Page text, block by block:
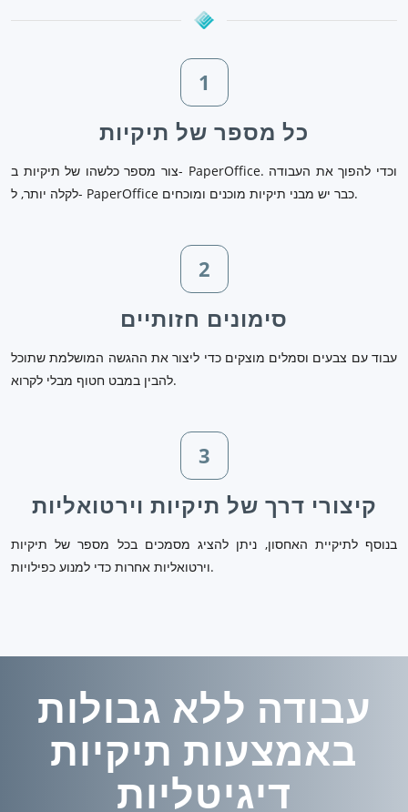
1
כל מספר של תיקיות
צור מספר כלשהו של תיקיות ב- PaperOffice. וכדי להפוך את העבודה
לקלה יותר, ל- PaperOffice כבר יש מבני תיקיות מוכנים ומוכחים.
2
סימונים חזותיים
עבוד עם צבעים וסמלים מוצקים כדי ליצור את ההגשה המושלמת שתוכל
להבין במבט חטוף מבלי לקרוא.
3
קיצורי דרך של תיקיות וירטואליות
בנוסף לתיקיית האחסון, ניתן להציג מסמכים בכל מספר של תיקיות
וירטואליות אחרות כדי למנוע כפילויות.
עבודה ללא גבולות
באמצעות תיקיות
דיגיטליות